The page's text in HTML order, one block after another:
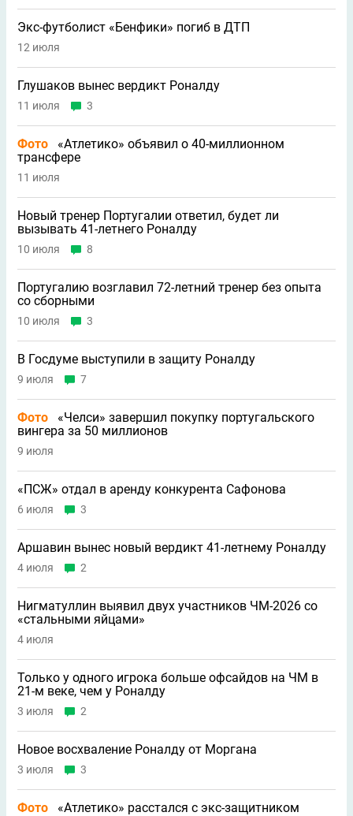
Экс-футболист «Бенфики» погиб в ДТП
12 июля
Глушаков вынес вердикт Роналду
11 июля 3
Фото
«Атлетико» объявил о 40-миллионном
трансфере
11 июля
Новый тренер Португалии ответил, будет ли
вызывать 41-летнего Роналду
10 июля 8
Португалию возглавил 72-летний тренер без опыта
со сборными
10 июля 3
В Госдуме выступили в защиту Роналду
9 июля 7
Фото
«Челси» завершил покупку португальского
вингера за 50 миллионов
9 июля
«ПСЖ» отдал в аренду конкурента Сафонова
6 июля 3
Аршавин вынес новый вердикт 41-летнему Роналду
4 июля 2
Нигматуллин выявил двух участников ЧМ-2026 со
«стальными яйцами»
4 июля
Только у одного игрока больше офсайдов на ЧМ в
21-м веке, чем у Роналду
3 июля 2
Новое восхваление Роналду от Моргана
3 июля 3
Фото
«Атлетико» расстался с экс-защитником